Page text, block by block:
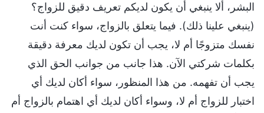
البشر، ألا ينبغي أن يكون لديكم تعريف دقيق للزواج؟
(ينبغي علينا ذلك). فيما يتعلق بالزواج، سواء كنت أنت
نفسك متزوجًا أم لا، يجب أن تكون لديك معرفة دقيقة
بكلمات شركتي الآن. هذا جانب من جوانب الحق الذي
يجب أن تفهمه. من هذا المنظور، سواء أكان لديك أي
اختبار للزواج أم لا، وسواء أكان لديك أي اهتمام بالزواج أم